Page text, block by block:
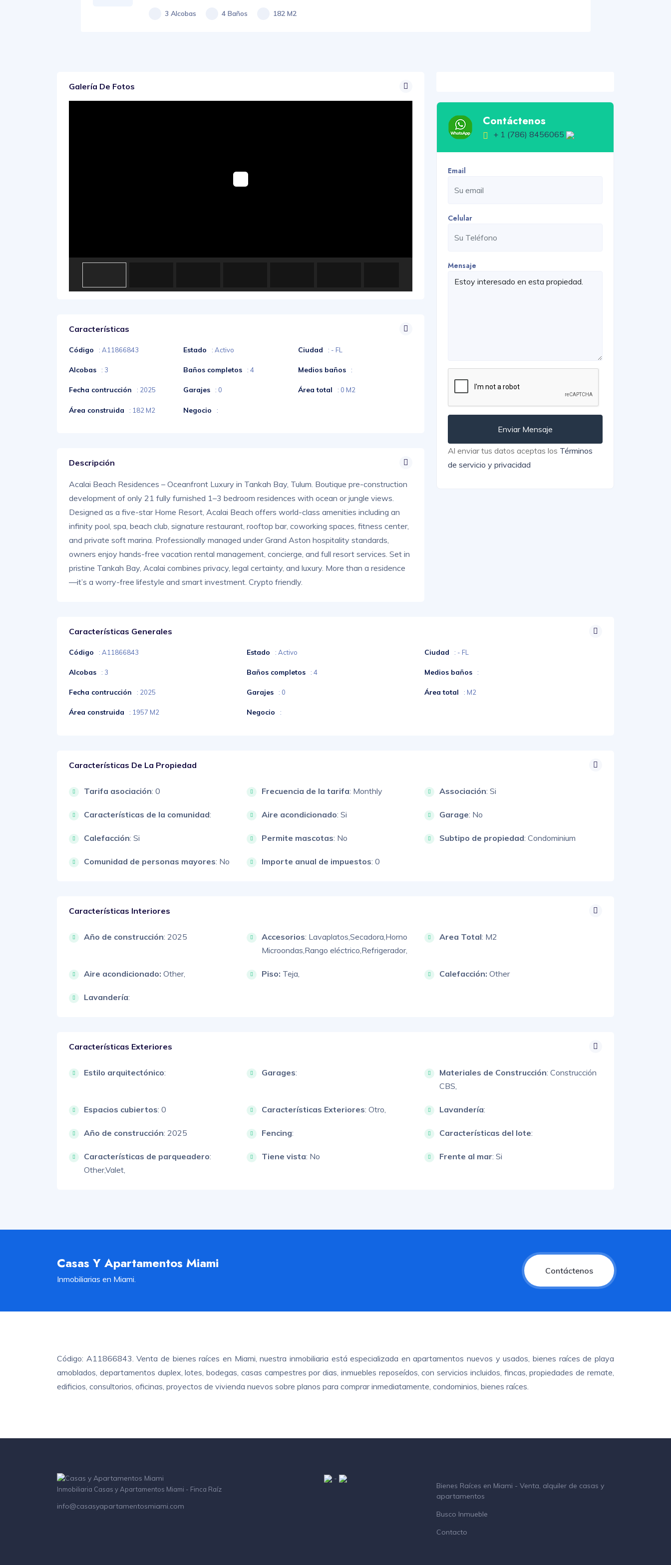
3 Alcobas 4 Baños 182 M2
Galería De Fotos
Características
Código : A11866843 Estado : Activo Ciudad : - FL
Alcobas : 3 Baños completos : 4 Medios baños :
Fecha contrucción : 2025 Garajes : 0 Área total : 0 M2
Área construida : 182 M2 Negocio :
Descripción
Acalai Beach Residences – Oceanfront Luxury in Tankah Bay, Tulum. Boutique pre-construction
development of only 21 fully furnished 1–3 bedroom residences with ocean or jungle views.
Designed as a five-star Home Resort, Acalai Beach offers world-class amenities including an
infinity pool, spa, beach club, signature restaurant, rooftop bar, coworking spaces, fitness center,
and private soft marina. Professionally managed under Grand Aston hospitality standards,
owners enjoy hands-free vacation rental management, concierge, and full resort services. Set in
pristine Tankah Bay, Acalai combines privacy, legal certainty, and luxury. More than a residence
—it’s a worry-free lifestyle and smart investment. Crypto friendly.
Contáctenos
+ 1 (786) 8456065
Email
Celular
Mensaje
Enviar Mensaje
Al enviar tus datos aceptas los Términos
de servicio y privacidad
Características Generales
Código : A11866843 Estado : Activo Ciudad : - FL
Alcobas : 3 Baños completos : 4 Medios baños :
Fecha contrucción : 2025 Garajes : 0 Área total : M2
Área construida : 1957 M2 Negocio :
Características De La Propiedad
Tarifa asociación: 0 Frecuencia de la tarifa: Monthly Associación: Si
Características de la comunidad: Aire acondicionado: Si Garage: No
Calefacción: Si Permite mascotas: No Subtipo de propiedad: Condominium
Comunidad de personas mayores: No Importe anual de impuestos: 0
Características Interiores
Año de construcción: 2025 Accesorios: Lavaplatos, Secadora, Horno
Microondas, Rango eléctrico, Refrigerador,
Area Total: M2
Aire acondicionado: Other, Piso: Teja, Calefacción: Other
Lavandería:
Características Exteriores
Estilo arquitectónico: Garages: Materiales de Construcción: Construcción
CBS,
Espacios cubiertos: 0 Características Exteriores: Otro, Lavandería:
Año de construcción: 2025 Fencing: Características del lote:
Características de parqueadero:
Other,Valet,
Tiene vista: No Frente al mar: Si
Casas Y Apartamentos Miami
Inmobiliarias en Miami.
Contáctenos
Código: A11866843. Venta de bienes raíces en Miami, nuestra inmobiliaria está especializada en apartamentos nuevos y usados, bienes raíces de playa
amoblados, departamentos duplex, lotes, bodegas, casas campestres por dias, inmuebles reposeídos, con servicios incluidos, fincas, propiedades de remate,
edificios, consultorios, oficinas, proyectos de vivienda nuevos sobre planos para comprar inmediatamente, condominios, bienes raíces.
Inmobiliaria Casas y Apartamentos Miami - Finca Raíz
info@casasyapartamentosmiami.com
-
Bienes Raíces en Miami - Venta, alquiler de casas y
apartamentos
Busco Inmueble
Contacto